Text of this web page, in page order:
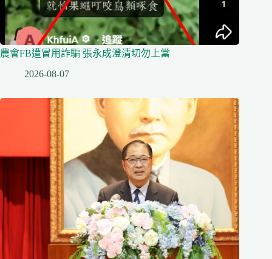
農會FB遭冒用詐騙 張永成澄清切勿上當
2026-08-07